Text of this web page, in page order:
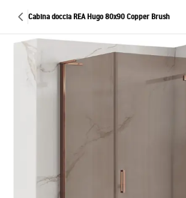
Cabina doccia REA Hugo 80x90 Copper Brush